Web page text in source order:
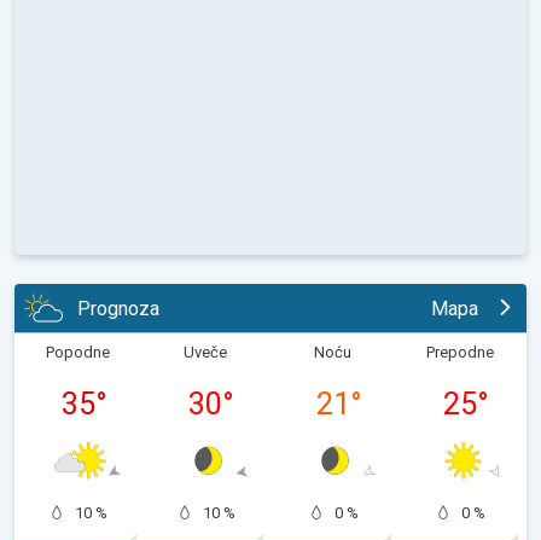
Prognoza Mapa
Popodne
35°
10 %
Uveče
30°
10 %
Noću
21 °
0 %
Prepodne
25°
0 %